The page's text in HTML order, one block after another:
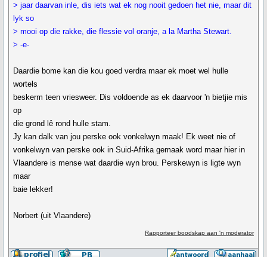
> jaar daarvan inle, dis iets wat ek nog nooit gedoen het nie, maar dit
lyk so
> mooi op die rakke, die flessie vol oranje, a la Martha Stewart.
> -e-
Daardie bome kan die kou goed verdra maar ek moet wel hulle
wortels
beskerm teen vriesweer. Dis voldoende as ek daarvoor 'n bietjie mis
op
die grond lê rond hulle stam.
Jy kan dalk van jou perske ook vonkelwyn maak! Ek weet nie of
vonkelwyn van perske ook in Suid-Afrika gemaak word maar hier in
Vlaandere is mense wat daardie wyn brou. Perskewyn is ligte wyn
maar
baie lekker!
Norbert (uit Vlaandere)
Rapporteer boodskap aan 'n moderator